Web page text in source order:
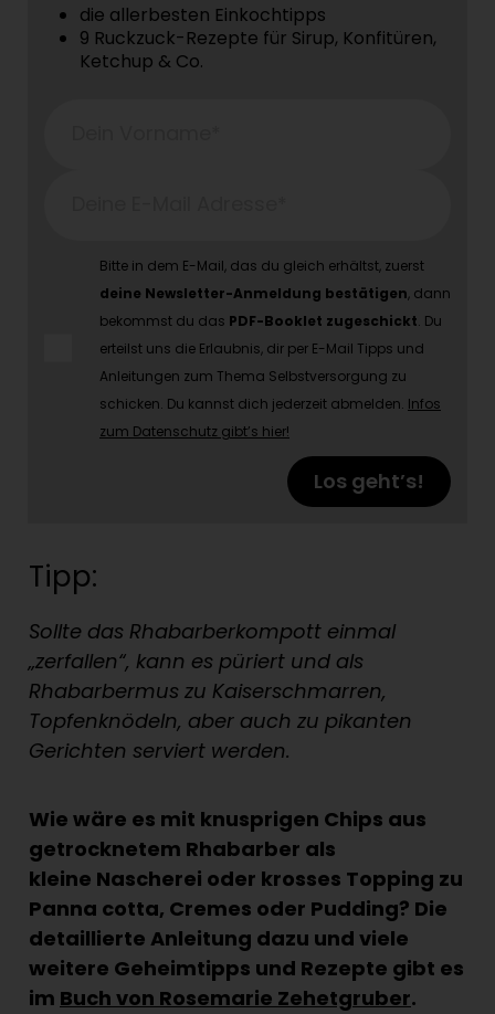
die allerbesten Einkochtipps
9 Ruckzuck-Rezepte für Sirup, Konfitüren,
Ketchup & Co.
Bitte in dem E-Mail, das du gleich erhältst, zuerst
deine Newsletter-Anmeldung bestätigen, dann
bekommst du das PDF-Booklet zugeschickt. Du
erteilst uns die Erlaubnis, dir per E-Mail Tipps und
Anleitungen zum Thema Selbstversorgung zu
schicken. Du kannst dich jederzeit abmelden. Infos
zum Datenschutz gibt’s hier!
Los geht’s!
Tipp:
Sollte das Rhabarberkompott einmal
„zerfallen“, kann es püriert und als
Rhabarbermus zu Kaiserschmarren,
Topfenknödeln, aber auch zu pikanten
Gerichten serviert werden.
Wie wäre es mit knusprigen Chips aus
getrocknetem Rhabarber als
kleine Nascherei oder krosses Topping zu
Panna cotta, Cremes oder Pudding? Die
detaillierte Anleitung dazu und viele
weitere Geheimtipps und Rezepte gibt es
im Buch von Rosemarie Zehetgruber.